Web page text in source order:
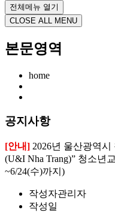
전체메뉴 열기
CLOSE ALL MENU
본문영역
home
공지사항
[안내] 2026년 울산광역
(U&I Nha Trang)” 청소년
~6/24(수)까지)
작성자관리자
작성일